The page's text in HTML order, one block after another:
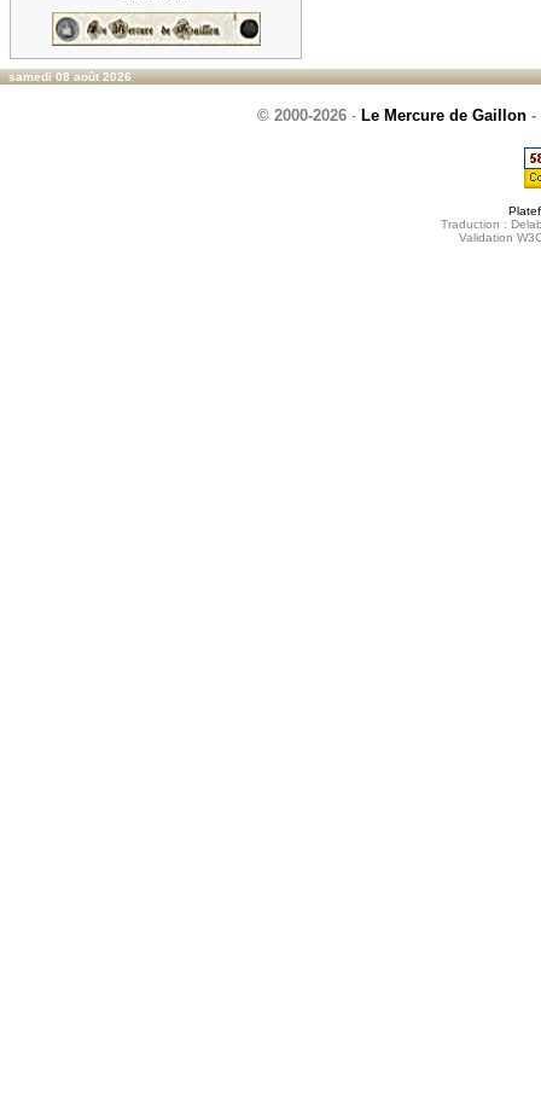
samedi 08 août 2026
© 2000-2026 - Le Mercure de Gaillon -
Traduction :
Validation